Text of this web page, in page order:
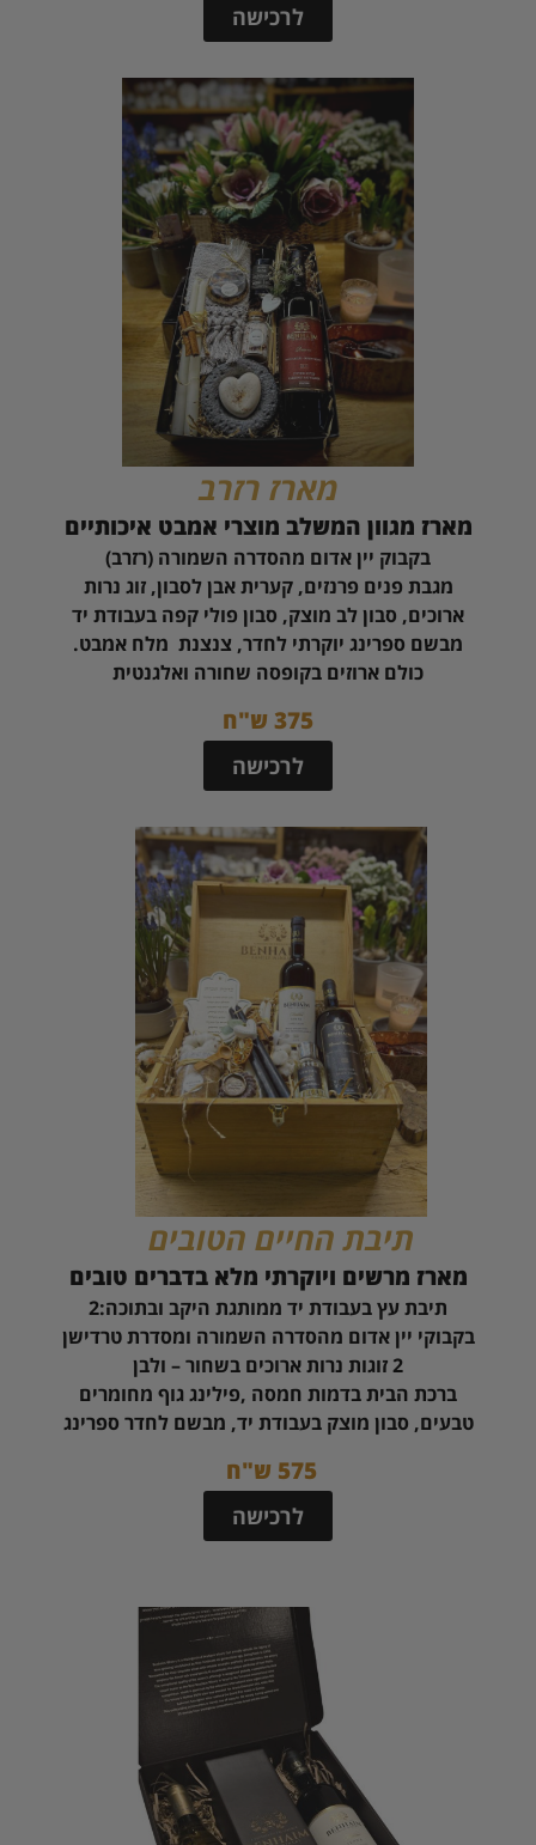
לרכישה
מארז רזרב
מארז מגוון המשלב מוצרי אמבט איכותיים
בקבוק יין אדום מהסדרה השמורה (רזרב)
מגבת פנים פרנזים, קערית אבן לסבון, זוג נרות
ארוכים, סבון לב מוצק, סבון פולי קפה בעבודת יד
מבשם ספרינג יוקרתי לחדר, צנצנת מלח אמבט.
כולם ארוזים בקופסה שחורה ואלגנטית
375 ש"ח
לרכישה
תיבת החיים הטובים
מארז מרשים ויוקרתי מלא בדברים טובים
תיבת עץ בעבודת יד ממותגת היקב ובתוכה:2
בקבוקי יין אדום מהסדרה השמורה ומסדרת טרדישן
2 זוגות נרות ארוכים בשחור – ולבן
ברכת הבית בדמות חמסה ,פילינג גוף מחומרים
טבעים, סבון מוצק בעבודת יד, מבשם לחדר ספרינג
575 ש"ח
לרכישה